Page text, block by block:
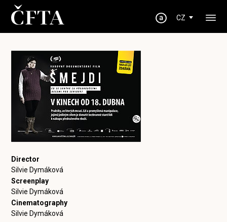
CZ
Director
Silvie Dymáková
Screenplay
Silvie Dymáková
Cinematography
Silvie Dymáková